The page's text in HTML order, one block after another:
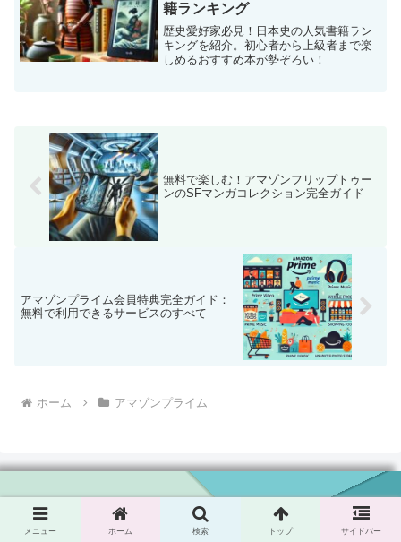
籍ランキング
歴史愛好家必見！日本史の人気書籍ラン
キングを紹介。初心者から上級者まで楽
しめるおすすめ本が勢ぞろい！
無料で楽しむ！アマゾンフリップトゥー
ンのSFマンガコレクション完全ガイド
アマゾンプライム会員特典完全ガイド：
無料で利用できるサービスのすべて
ホーム アマゾンプライム
がせっちの快適生活応援サイト
メニュー ホーム 検索 トップ サイドバー